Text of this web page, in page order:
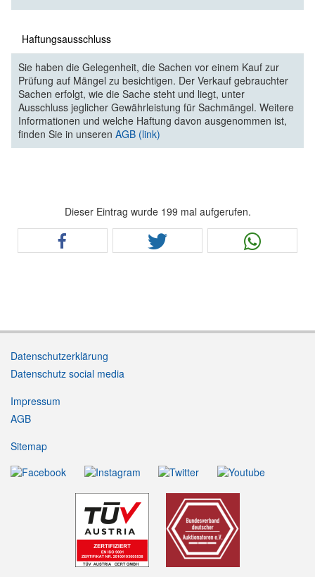
Haftungsausschluss
Sie haben die Gelegenheit, die Sachen vor einem Kauf zur
Prüfung auf Mängel zu besichtigen. Der Verkauf gebrauchter
Sachen erfolgt, wie die Sache steht und liegt, unter
Ausschluss jeglicher Gewährleistung für Sachmängel. Weitere
Informationen und welche Haftung davon ausgenommen ist,
finden Sie in unseren AGB (link)
Dieser Eintrag wurde 199 mal aufgerufen.
Datenschutzerklärung
Datenschutz social media
Impressum
AGB
Sitemap